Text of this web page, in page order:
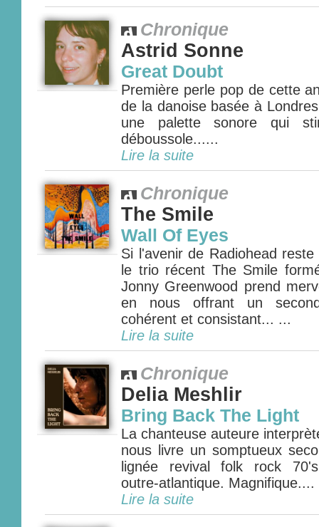
Chronique
Astrid Sonne
Great Doubt
Première perle pop de cette
de la danoise basée à
une palette sonore qui
déboussole......
Lire la suite
Chronique
The Smile
Wall Of Eyes
Si l'avenir de Radiohead
le trio récent The Smile
Jonny Greenwood prend
en nous offrant un
cohérent et consistant... ...
Lire la suite
Chronique
Delia Meshlir
Bring Back The Light
La chanteuse auteure
nous livre un somptueux
lignée revival folk rock
outre-atlantique. Magnifique....
Lire la suite